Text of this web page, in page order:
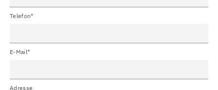
Telefon*
E-Mail*
Adresse